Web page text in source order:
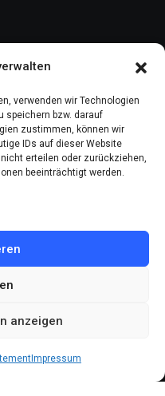
verwenden wir Technologien
speichern bzw. darauf
zustimmen, können wir
IDs auf dieser Website
erteilen oder zurückziehen,
beeinträchtigt werden.
anzeigen
Impressum